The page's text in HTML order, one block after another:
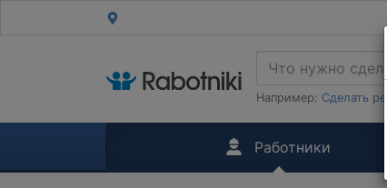
Например: Сделать
Работники